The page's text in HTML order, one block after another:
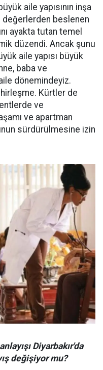
aile yapısının inşa
değerlerden beslenen
ayakta tutan temel
düzendi. Ancak şunu
aile yapısı büyük
baba ve
dönemindeyiz.
Kürtler de
ve
ve apartman
sürdürülmesine izin
Diyarbakır'da
değişiyor mu?